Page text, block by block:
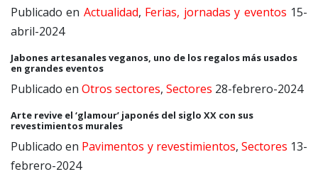
Publicado en Actualidad, Ferias, jornadas y eventos 15-
abril-2024
Jabones artesanales veganos, uno de los regalos más usados
en grandes eventos
Publicado en Otros sectores, Sectores 28-febrero-2024
Arte revive el ‘glamour’ japonés del siglo XX con sus
revestimientos murales
Publicado en Pavimentos y revestimientos, Sectores 13-
febrero-2024